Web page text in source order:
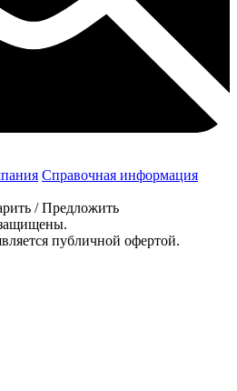
Справочная информация
/ Предложить
публичной офертой.